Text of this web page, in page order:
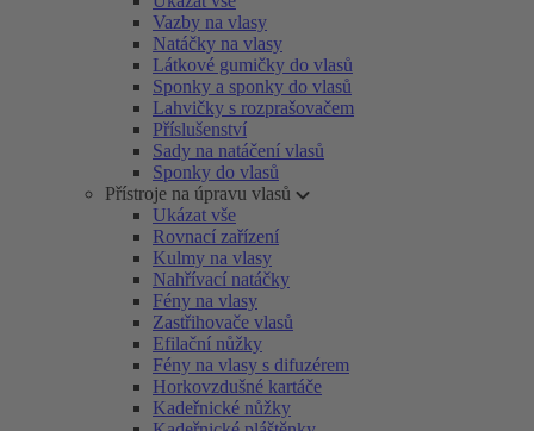
Vazby na vlasy
Natáčky na vlasy
Látkové gumičky do vlasů
Sponky a sponky do vlasů
Lahvičky s rozprašovačem
Příslušenství
Sady na natáčení vlasů
Sponky do vlasů
Přístroje na úpravu vlasů
Ukázat vše
Rovnací zařízení
Kulmy na vlasy
Nahřívací natáčky
Fény na vlasy
Zastřihovače vlasů
Efilační nůžky
Fény na vlasy s difuzérem
Horkovzdušné kartáče
Kadeřnické nůžky